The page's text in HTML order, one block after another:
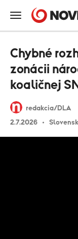
redakcia/DLA
2.7.2026
Chybné
zonácii
koaličnej